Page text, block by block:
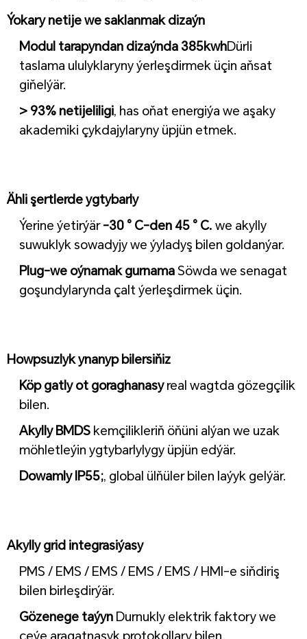
Ýokary netije we saklanmak dizaýn
Modul tarapyndan dizaýnda 385kwhDürli
taslama ululyklaryny ýerleşdirmek üçin aňsat
giňelýär.
> 93% netijeliligi, has oňat energiýa we aşaky
akademiki çykdajylaryny üpjün etmek.
Ähli şertlerde ygtybarly
Ýerine ýetirýär-30 ° C-den 45 ° C. we akylly
suwuklyk sowadyjy we ýyladyş bilen goldanýar.
Plug-we oýnamak gurnama Söwda we senagat
goşundylarynda çalt ýerleşdirmek üçin.
Howpsuzlyk ynanyp bilersiňiz
Köp gatly ot goraghanasyreal wagtda gözegçilik
bilen.
Akylly BMDS kemçilikleriň öňüni alýan we uzak
möhletleýin ygtybarlylygy üpjün edýär.
Dowamly IP55;, global ülňüler bilen laýyk gelýär.
Akylly grid integrasiýasy
PMS / EMS / EMS / EMS / EMS / HMI-e siňdiriş
bilen birleşdirýär.
Gözenege taýyn Durnukly elektrik faktory we